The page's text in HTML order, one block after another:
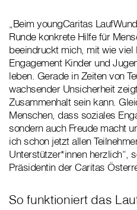
„Beim youngCaritas
Runde konkrete Hilfe für
beeindruckt mich, mit wie viel
Engagement Kinder und
leben. Gerade in Zeiten von
wachsender Unsicherheit
Zusammenhalt sein kann.
Menschen, dass soziales
sondern auch Freude macht
ich schon jetzt allen
Unterstützer*innen herzlich“,
Präsidentin der Caritas
So funktioniert das